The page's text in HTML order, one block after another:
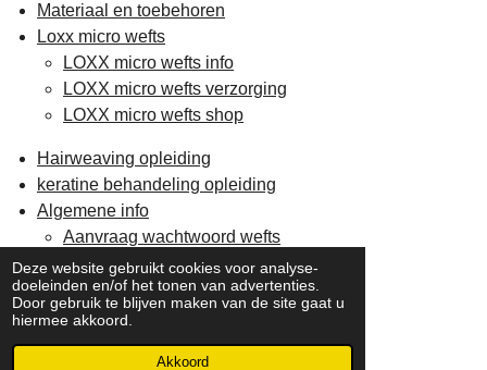
Deze website gebruikt cookies voor analyse-
doeleinden en/of het tonen van advertenties.
Door gebruik te blijven maken van de site gaat u
hiermee akkoord.
Akkoord
Materiaal en toebehoren
Loxx micro wefts
LOXX micro wefts info
LOXX micro wefts verzorging
LOXX micro wefts shop
Hairweaving opleiding
keratine behandeling opleiding
Algemene info
Aanvraag wachtwoord wefts
Verzending en retour
Contact